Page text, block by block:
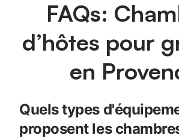
FAQs:
d’hôtes pour
en
Quels types
proposent les